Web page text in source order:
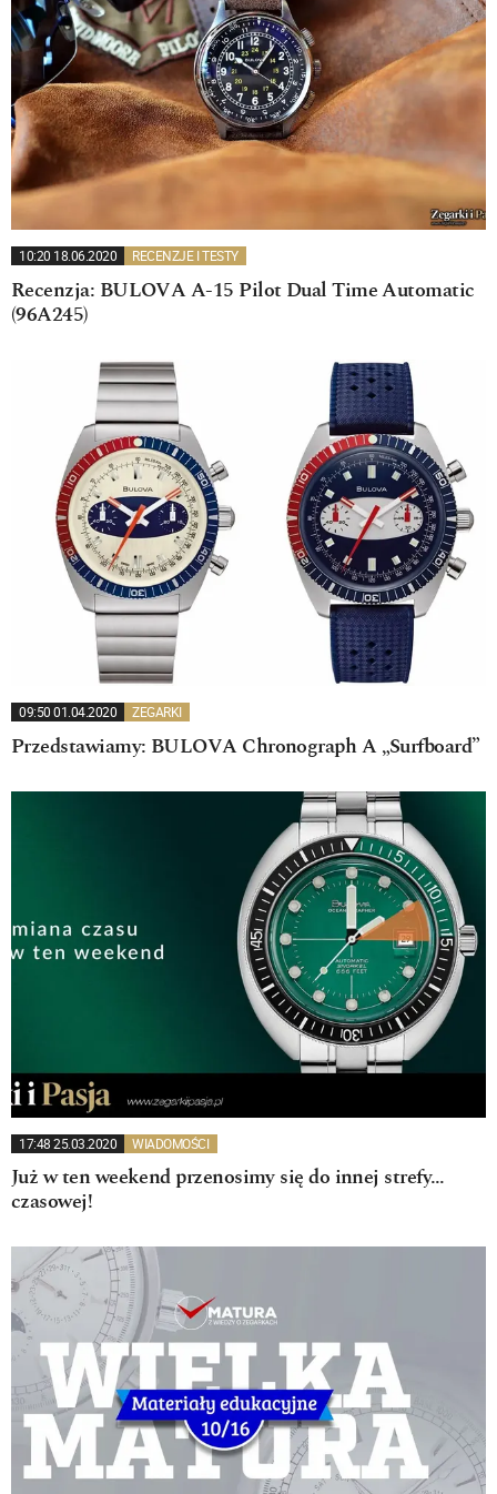
10:20 18.06.2020 RECENZJE I TESTY
Recenzja: BULOVA A-15 Pilot Dual Time Automatic
(96A245)
09:50 01.04.2020 ZEGARKI
Przedstawiamy: BULOVA Chronograph A „Surfboard”
17:48 25.03.2020 WIADOMOŚCI
Już w ten weekend przenosimy się do innej strefy…
czasowej!